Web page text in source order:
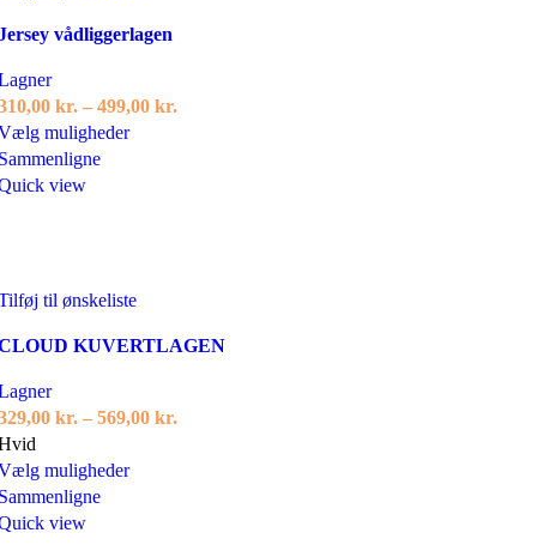
vådliggerlagen
kr. – 499,00 kr.
mulighederDette
på
view
til ønskeliste
KUVERTLAGEN
kr. – 569,00 kr.
mulighederDette
view